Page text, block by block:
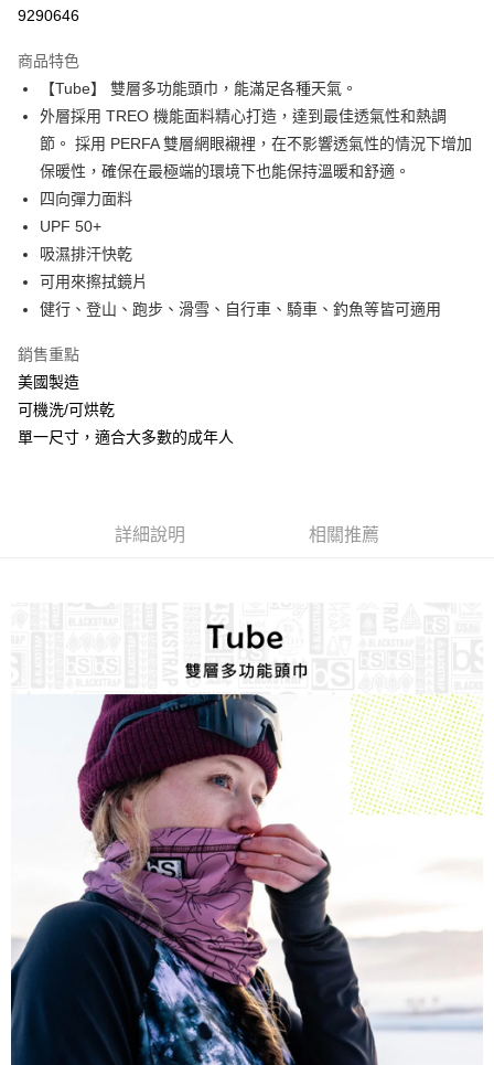
悠遊付
Google Pay
全盈+PAY
大哥付你分期
相關說明
【大哥付你分期使用說明】
1.本服務由台灣大哥大提供，台灣大哥大用戶可立即使用無須另外申請。
2.付款方式選擇「大哥付你分期」，訂單成立後會自動跳轉到大哥付的交易
流程，驗證手機門號後，選擇欲分期的期數、繳款截止日，確認付款後即完
3.實際核准額度、可分期數及費用金額請依後續交易確認頁面所載為準。
4.訂單成立30分鐘內，如未前往確認交易或遇審核未通過，訂單將自動取
消。如遇「轉專審核」未通過狀況，表示未達大哥付你分期系統評分，恕無
法說明評估內容。
1.分期款項不併入電信帳單，「大哥付你分期」於每月結算日後寄送繳費提
2.基於同意付款使用「大哥付你分期」之契約關係目的，商店將以您的個人
資料（包含姓名、電話或地址）提供予台灣大哥大進項蒐集、處理及利用，
由本公司與您本人進行分期帳單所需資料之確認、核對及更正。
3.完整用戶服務條款，請詳閱以下連結：https://oppay.tw/userRule
AFTEE先享後付
相關說明
【關於「AFTEE先享後付」】
便利好安心！
１．簡單：不需註冊會員、不需綁卡、不需儲值。
２．便利：只要手機號碼，簡訊認證，即可結帳。
３．安心：先確認商品／服務後，再付款。
３．收到繳費通知簡訊後14天內，點擊此簡訊中的連結，可透過四大超商／
※ 交易是否成功請以「AFTEE先享後付 」之結帳頁面顯示為準，若有關於
是否繳費成功／繳費後需取消欲退款等相關疑問，請聯繫「AFTEE先享後付
https://netprotections.freshdesk.com/support/home
【注意事項】
１．透過由恩沛科技股份有限公司提供之「AFTEE先享後付」服務完成之交
易，需依本服務之必要範圍內提供個人資料，並將交易相關給付款項請求債
權轉讓予恩沛科技股份有限公司。
２．關於個人資料處理事宜，請瀏覽以下網址：
https://aftee.tw/terms/#terms3
３．未成年的使用者請事先徵得法定代理人或監護人之同意方可使用
「AFTEE先享後付」，若未經同意申辦者引起之損失，本公司不負相關責
４．使用「AFTEE先享後付」時，將依據個別帳號之用戶狀況，依本公司即
時審查核予不同之上限額度；若仍有額度不足之情形，本公司將視審查結果
請求用戶進行身份認證。
５．嚴禁一人註冊多個帳號或使用他人資訊註冊。若發現惡意使用之情形，
恩沛科技股份有限公司將有權停止該用戶之使用額度並採取法律行動。
貨到付款
每筆NT$100，滿NT$799(含以上)免運費
每筆NT$130，滿NT$3,000(含以上)免運費
9290646
商品特色
【Tube】 雙層多功能頭巾，能滿足各種天氣。
外層採用 TREO 機能面料精心打造，達到最佳透氣性和熱調
節。 採用 PERFA 雙層網眼襯裡，在不影響透氣性的情況下增加
保暖性，確保在最極端的環境下也能保持溫暖和舒適。
四向彈力面料
UPF 50+
吸濕排汗快乾
可用來擦拭鏡片
健行、登山、跑步、滑雪、自行車、騎車、釣魚等皆可適用
銷售重點
美國製造
可機洗/可烘乾
單一尺寸，適合大多數的成年人
詳細說明 相關推薦